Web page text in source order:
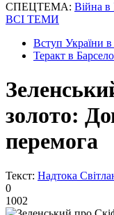
СПЕЦТЕМА: Війна в
ВСІ ТЕМИ
Вступ України
Теракт в
золото:
перемога
Текст: Надтока
0
1002